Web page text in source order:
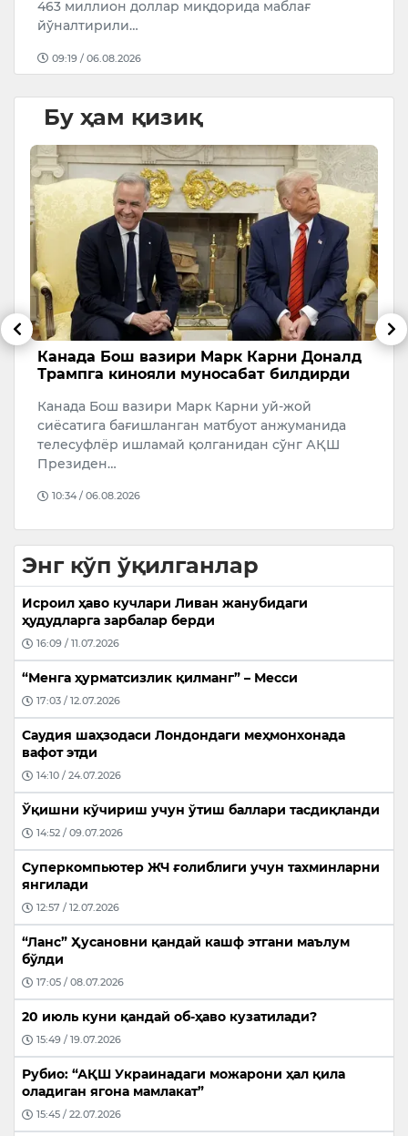
463 миллион доллар миқдорида маблағ
йўналтирили…
09:19 / 06.08.2026
Бу ҳам қизиқ
Канада Бош вазири Марк Карни Доналд
Трампга кинояли муносабат билдирди
Канада Бош вазири Марк Карни уй-жой
сиёсатига бағишланган матбуот анжуманида
телесуфлёр ишламай қолганидан сўнг АҚШ
Президен…
10:34 / 06.08.2026
Энг кўп ўқилганлар
Исроил ҳаво кучлари Ливан жанубидаги
ҳудудларга зарбалар берди
16:09 / 11.07.2026
“Менга ҳурматсизлик қилманг” – Месси
17:03 / 12.07.2026
Саудия шаҳзодаси Лондондаги меҳмонхонада
вафот этди
14:10 / 24.07.2026
Ўқишни кўчириш учун ўтиш баллари тасдиқланди
14:52 / 09.07.2026
Суперкомпьютер ЖЧ ғолиблиги учун тахминларни
янгилади
12:57 / 12.07.2026
“Ланс” Ҳусановни қандай кашф этгани маълум
бўлди
17:05 / 08.07.2026
20 июль куни қандай об-ҳаво кузатилади?
15:49 / 19.07.2026
Рубио: “АҚШ Украинадаги можарони ҳал қила
оладиган ягона мамлакат”
15:45 / 22.07.2026